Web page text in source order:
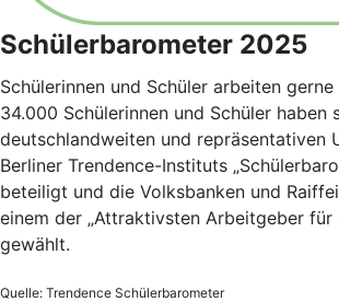
Schülerbarometer 2025
Schülerinnen und Schüler arbeiten gerne
34.000 Schülerinnen und Schüler haben
deutschlandweiten und repräsentativen
Berliner Trendence-Instituts
beteiligt und die Volksbanken und
einem der „Attraktivsten Arbeitgeber für
gewählt.
Quelle: Trendence Schülerbarometer